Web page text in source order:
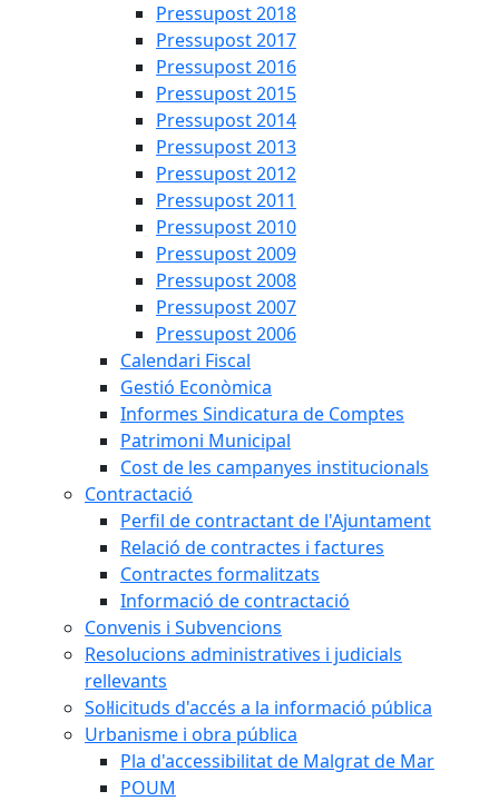
Pressupost 2018
Pressupost 2017
Pressupost 2016
Pressupost 2015
Pressupost 2014
Pressupost 2013
Pressupost 2012
Pressupost 2011
Pressupost 2010
Pressupost 2009
Pressupost 2008
Pressupost 2007
Pressupost 2006
Calendari Fiscal
Gestió Econòmica
Informes Sindicatura de Comptes
Patrimoni Municipal
Cost de les campanyes institucionals
Contractació
Perfil de contractant de l'Ajuntament
Relació de contractes i factures
Contractes formalitzats
Informació de contractació
Convenis i Subvencions
Resolucions administratives i judicials
rellevants
Sol·licituds d'accés a la informació pública
Urbanisme i obra pública
Pla d'accessibilitat de Malgrat de Mar
POUM